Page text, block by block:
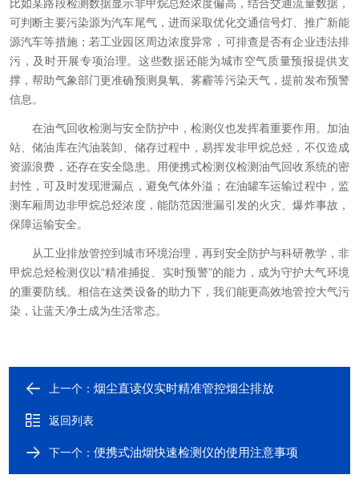
比如某路段检测数据显示非甲烷总烃浓度偏高，结合交通流量数据，
可判断主要污染源为汽车尾气，进而采取优化交通信号灯、推广新能
源汽车等措施；若工业园区周边浓度异常，可排查是否有企业违法排
污，及时开展专项治理。这些数据还能为城市空气质量预报提供支
撑，帮助气象部门更准确预测臭氧、雾霾等污染天气，提前发布预警
信息。​
在油气回收检测与安全防护中，检测仪也发挥着重要作用。加油
站、储油库在汽油装卸、储存过程中，易挥发非甲烷总烃，不仅造成
资源浪费，还存在安全隐患。用便携式检测仪检测油气回收系统的密
封性，可及时发现泄漏点，避免气体外溢；在油罐车运输过程中，监
测车厢周边非甲烷总烃浓度，能防范因泄漏引发的火灾、爆炸事故，
保障运输安全。​
从工业排放管控到城市环境治理，再到安全防护与科研教学，非
甲烷总烃检测仪以“精准捕捉、实时预警”的能力，成为守护大气环境
的重要防线。相信在这类设备的助力下，我们能更高效地管控大气污
染，让蓝天净土成为生活常态。​
上一个：烟尘直读仪实时精准管控烟尘排放
返回列表
下一个：便携式油烟快速检测仪的使用注意事项